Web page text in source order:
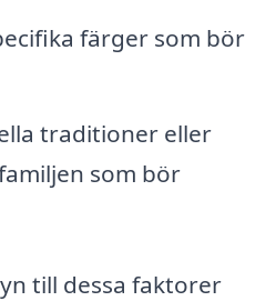
färger som bör
traditioner eller
som bör
till dessa faktorer